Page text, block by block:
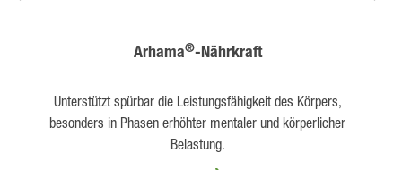
Arhama®-Nährkraft
Unterstützt spürbar die Leistungsfähigkeit des Körpers,
besonders in Phasen erhöhter mentaler und körperlicher
Belastung.